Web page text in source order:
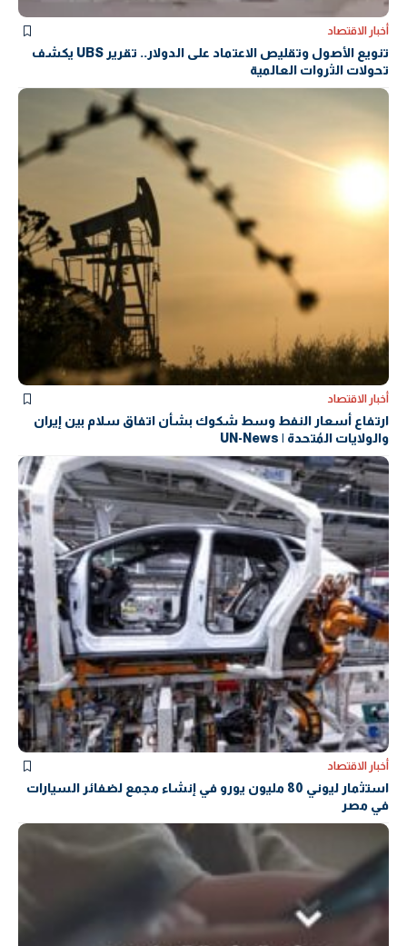
أخبار الاقتصاد
تنويع الأصول وتقليص الاعتماد على الدولار.. تقرير UBS يكشف
تحولات الثروات العالمية
أخبار الاقتصاد
ارتفاع أسعار النفط وسط شكوك بشأن اتفاق سلام بين إيران
والولايات المُتحدة | UN-News
أخبار الاقتصاد
استثمار ليوني 80 مليون يورو في إنشاء مجمع لضفائر السيارات
في مصر